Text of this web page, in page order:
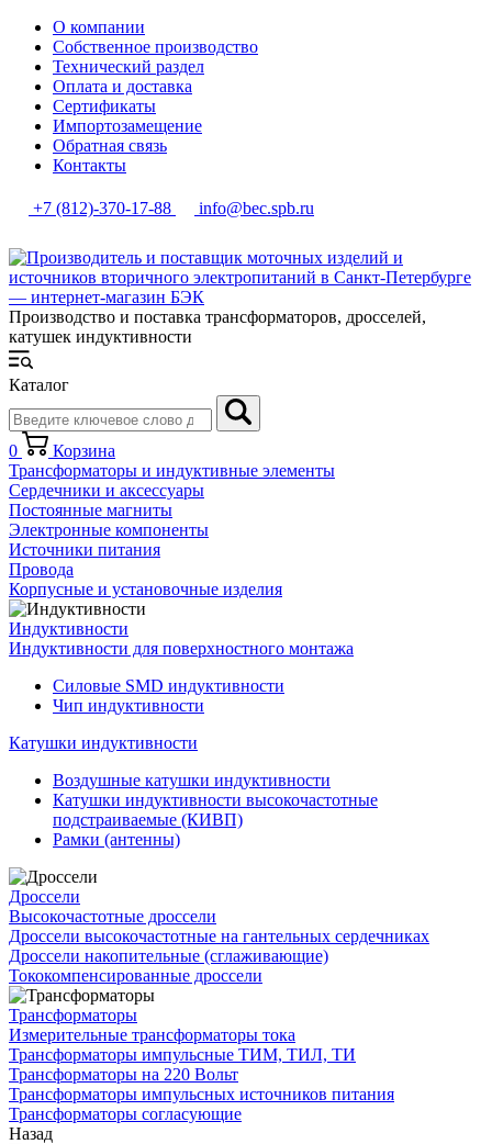
О компании
Собственное производство
Технический раздел
Оплата и доставка
Сертификаты
Импортозамещение
Обратная связь
Контакты
+7 (812)-370-17-88 info@bec.spb.ru
Производство и поставка трансформаторов, дросселей,
катушек индуктивности
Каталог
0
Корзина
Трансформаторы и индуктивные элементы
Сердечники и аксессуары
Постоянные магниты
Электронные компоненты
Источники питания
Провода
Корпусные и установочные изделия
Индуктивности
Индуктивности для поверхностного монтажа
Силовые SMD индуктивности
Чип индуктивности
Катушки индуктивности
Воздушные катушки индуктивности
Катушки индуктивности высокочастотные
подстраиваемые (КИВП)
Рамки (антенны)
Дроссели
Высокочастотные дроссели
Дроссели высокочастотные на гантельных сердечниках
Дроссели накопительные (сглаживающие)
Тококомпенсированные дроссели
Трансформаторы
Измерительные трансформаторы тока
Трансформаторы импульсные ТИМ, ТИЛ, ТИ
Трансформаторы на 220 Вольт
Трансформаторы импульсных источников питания
Трансформаторы согласующие
Назад